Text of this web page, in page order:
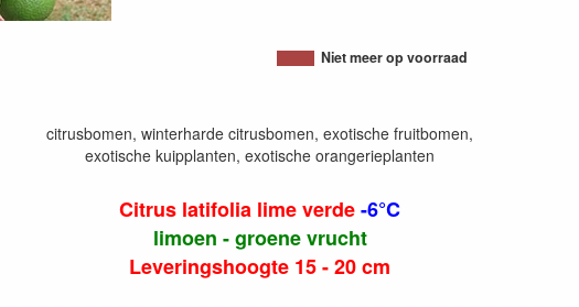
Niet meer op voorraad
citrusbomen, winterharde citrusbomen, exotische fruitbomen,
exotische kuipplanten, exotische orangerieplanten
Citrus latifolia lime verde-6°C
limoen - groene vrucht
Leveringshoogte 15 - 20 cm